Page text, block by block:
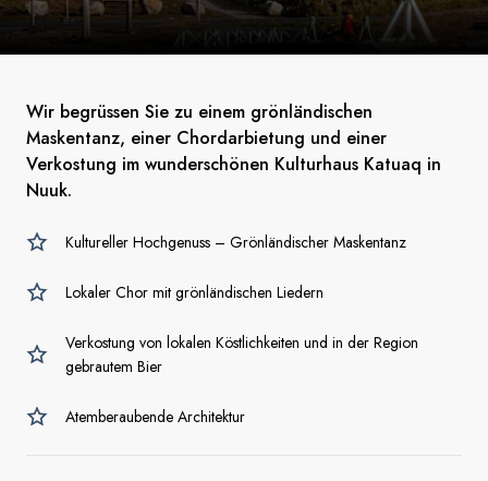
Wir begrüssen Sie zu einem grönländischen
Maskentanz, einer Chordarbietung und einer
Verkostung im wunderschönen Kulturhaus Katuaq in
Nuuk.
Kultureller Hochgenuss – Grönländischer Maskentanz
Lokaler Chor mit grönländischen Liedern
Verkostung von lokalen Köstlichkeiten und in der Region
gebrautem Bier
Atemberaubende Architektur